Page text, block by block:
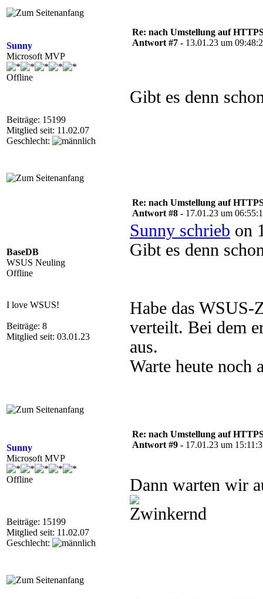
Sunny
Microsoft MVP
Offline
Beiträge: 15199
Mitglied seit: 11.02.07
Geschlecht:
Re: nach Umstellung auf
Antwort #7 - 13.01.23 um
Gibt es denn
BaseDB
WSUS Neuling
Offline
I love WSUS!
Beiträge: 8
Mitglied seit: 03.01.23
Re: nach Umstellung auf
Antwort #8 - 17.01.23 um
Sunny schrieb on
Gibt es denn
Habe das
verteilt. Bei dem
aus.
Warte heute noch
Sunny
Microsoft MVP
Offline
Beiträge: 15199
Mitglied seit: 11.02.07
Geschlecht:
Re: nach Umstellung auf
Antwort #9 - 17.01.23 um
Dann warten wir